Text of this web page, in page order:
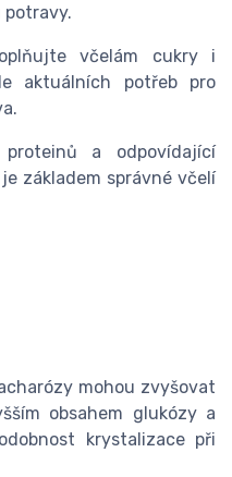
potravy.
včelám cukry i
aktuálních potřeb pro
a odpovídající
základem správné včelí
mohou zvyšovat
obsahem glukózy a
krystalizace při